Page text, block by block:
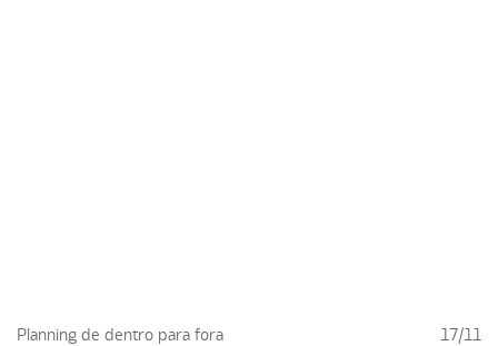
Planning de dentro para fora 17/11